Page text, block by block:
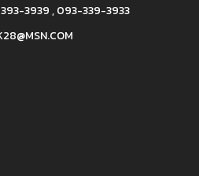
3939,093-339-3933